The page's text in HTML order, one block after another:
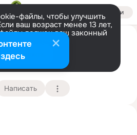
Войти
файлы, чтобы улучшить
ваш возраст менее 13 лет,
должен ваш законный
информации
Настроить
Межибовский
ноября (77 лет)
Написать